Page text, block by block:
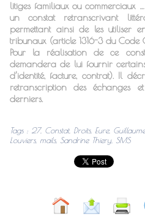
litiges familiaux ou commerciaux
un constat retranscrivant
permettant ainsi de les utiliser
tribunaux (article 1316-3 du Code
Pour la réalisation de ce
demandera de lui fournir
d’identité, facture, contrat). Il
retranscription des échanges
derniers.
Tags: 27, Constat, Droits, Eure,
Louviers, mails, Sandrine Thiery, SMS